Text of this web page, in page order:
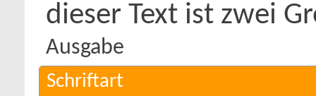
dieser Text ist zwei
Ausgabe
Schriftart